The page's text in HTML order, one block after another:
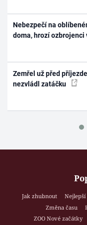
Nebezpečí na
doma, hrozí ozbrojenci
Zemřel už před
nezvládl zatáčku
Jak zhubnout
Změna času
ZOO Nové začátky